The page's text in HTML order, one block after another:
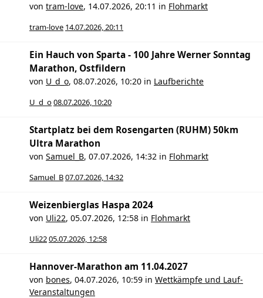
von tram-love, 14.07.2026, 20:11 in Flohmarkt
tram-love 14.07.2026, 20:11
Ein Hauch von Sparta - 100 Jahre Werner Sonntag
Marathon, Ostfildern
von U_d_o, 08.07.2026, 10:20 in Laufberichte
U_d_o08.07.2026, 10:20
Startplatz bei dem Rosengarten (RUHM) 50km
Ultra Marathon
von Samuel_B, 07.07.2026, 14:32 in Flohmarkt
Samuel_B07.07.2026, 14:32
Weizenbierglas Haspa 2024
von Uli22, 05.07.2026, 12:58 in Flohmarkt
Uli2205.07.2026, 12:58
Hannover-Marathon am 11.04.2027
von bones, 04.07.2026, 10:59 in Wettkämpfe und Lauf-
Veranstaltungen